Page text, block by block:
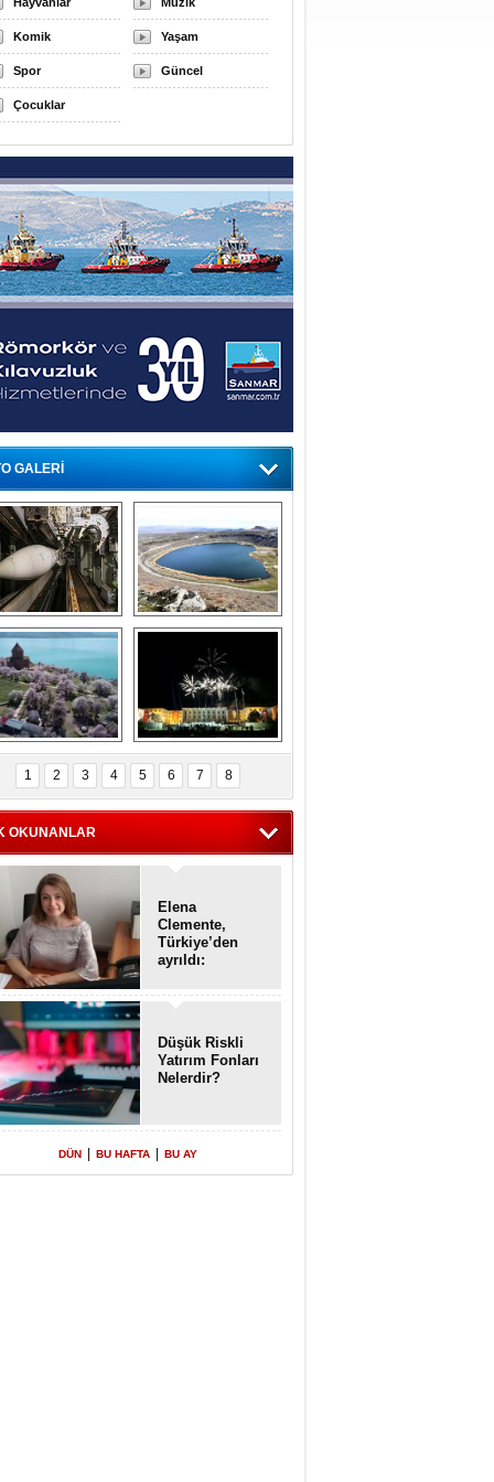
Komik Yaşam
Spor Güncel
Çocuklar
GALERİ
Askeri gemi
terk
gemilerin
etkileyici
görüntüleri
Kapadokya'nın
ilkbaharda bir başka
güzel
kalan
Adası
çiçekleri ile
bir güzellik
Haftanın
fotoğrafları
1 2 3 4 5 6 7 8
OKUNANLAR
Elena
Clemente,
Türkiye’den
ayrıldı:
Enkaz!
Düşük Riskli
Yatırım Fonları
Nelerdir?
DÜN BU HAFTA BU AY